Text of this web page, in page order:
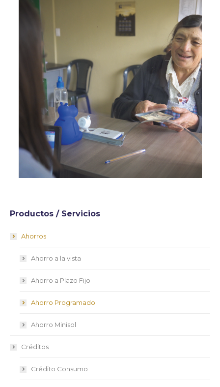
Productos / Servicios
Ahorros
Ahorro a la vista
Ahorro a Plazo Fijo
Ahorro Programado
Ahorro Minisol
Créditos
Crédito Consumo